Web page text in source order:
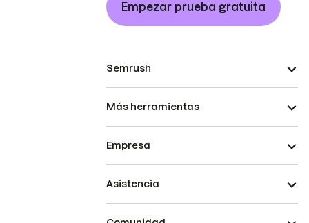
Empezar prueba gratuita
Semrush
Más herramientas
Empresa
Asistencia